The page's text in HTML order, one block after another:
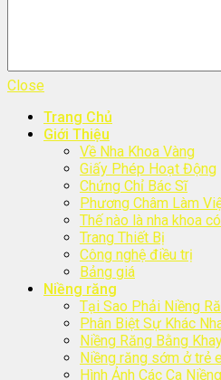
Close
Trang Chủ
Giới Thiệu
Về Nha Khoa Vàng
Giấy Phép Hoạt Động
Chứng Chỉ Bác Sĩ
Phương Châm Làm
Thế nào là nha khoa
Trang Thiết Bị
Công nghệ điều trị
Bảng giá
Niềng răng
Tại Sao Phải Niềng
Phân Biệt Sự Khác
Niềng Răng Bằng
Niềng răng sớm ở trẻ
Hình Ảnh Các Ca